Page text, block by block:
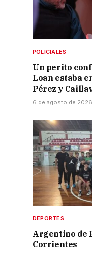
POLICIALES
Un perito
Loan estaba
Pérez y
6 de agosto de 2026
DEPORTES
Argentino de
Corrientes